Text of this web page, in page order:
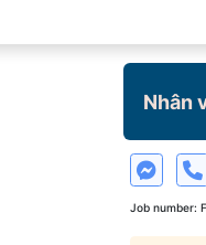
Nhân
Job number: